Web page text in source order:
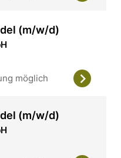
(m/w/d)
möglich
(m/w/d)